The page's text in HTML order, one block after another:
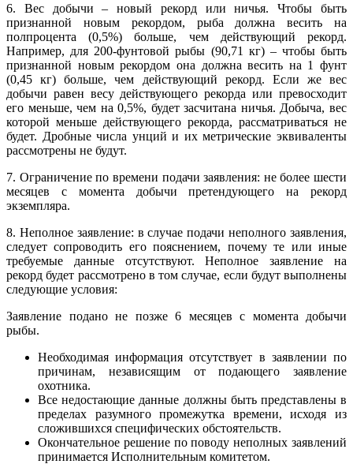
6. Вес добычи – новый рекорд или ничья. Чтобы быть
признанной новым рекордом, рыба должна весить на
полпроцента (0,5%) больше, чем действующий рекорд.
Например, для 200-фунтовой рыбы (90,71 кг) – чтобы быть
признанной новым рекордом она должна весить на 1 фунт
(0,45 кг) больше, чем действующий рекорд. Если же вес
добычи равен весу действующего рекорда или превосходит
его меньше, чем на 0,5%, будет засчитана ничья. Добыча, вес
которой меньше действующего рекорда, рассматриваться не
будет. Дробные числа унций и их метрические эквиваленты
рассмотрены не будут.
7. Ограничение по времени подачи заявления: не более шести
месяцев с момента добычи претендующего на рекорд
экземпляра.
8. Неполное заявление: в случае подачи неполного заявления,
следует сопроводить его пояснением, почему те или иные
требуемые данные отсутствуют. Неполное заявление на
рекорд будет рассмотрено в том случае, если будут выполнены
следующие условия:
Заявление подано не позже 6 месяцев с момента добычи
рыбы.
Необходимая информация отсутствует в заявлении по
причинам, независящим от подающего заявление
охотника.
Все недостающие данные должны быть представлены в
пределах разумного промежутка времени, исходя из
сложившихся специфических обстоятельств.
Окончательное решение по поводу неполных заявлений
принимается Исполнительным комитетом.